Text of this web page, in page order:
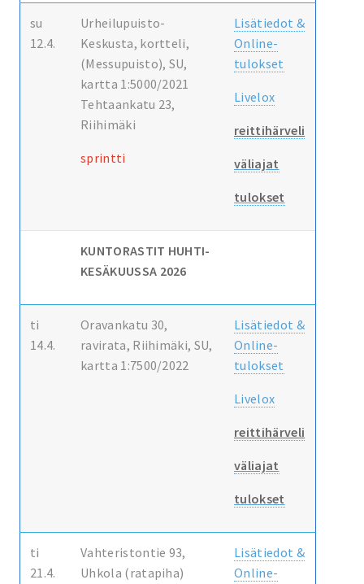
su
12.4.
Urheilupuisto-
Keskusta, kortteli,
(Messupuisto), SU,
kartta 1:5000/2021
Tehtaankatu 23,
Riihimäki
sprintti
Lisätiedot &
Online-
tulokset
Livelox
reittihärveli
väliajat
tulokset
KUNTORASTIT HUHTI-
KESÄKUUSSA 2026
ti
14.4.
Oravankatu 30,
ravirata, Riihimäki, SU,
kartta 1:7500/2022
Lisätiedot &
Online-
tulokset
Livelox
reittihärveli
väliajat
tulokset
ti
21.4.
Vahteristontie 93,
Uhkola (ratapiha)
Lisätiedot &
Online-